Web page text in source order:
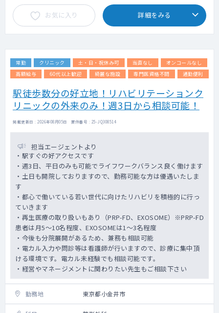
・エコー（各診察室、リハビリ室にある）、
レントゲン、骨密度の検査設備
・レセプトチェック不要（医療事務）＋自
賠、労災等の書類補助有
ト）
お気に入り 詳細をみる
常勤 クリニック 土・日・祝休み可 当直なし
オンコールなし
高額給与
60代以上歓迎 綺麗な施設 専門医資格不問 通勤便利
駅徒歩数分の好立地！リハビリテーションク
リニックの外来のみ！週3日から相談可能！
掲載更新日 : 2026年08月05日 案件番号 : 25-JQ308514
担当エージェントより
・駅すぐの好アクセスです
・週3日、平日のみも可能でライフワークバランス良く働けます
・土日も開院しておりますので、勤務可能な方は優遇いたしま
す
・都心で働いている若い世代に向けたリハビリを積極的に行っ
ていきます
・再生医療の取り扱いもあり（PRP-FD、EXOSOME）※PRP-FD
患者は月5～10名程度、EXOSOMEは1～3名程度
・今後も分院展開があるため、兼務も相談可能
・電カル入力や問診等は看護師が行いますので、診療に集中頂
ける環境です。電カル未経験でも相談可能です。
・経営やマネージメントに関わりたい先生もご相談下さい
勤務地 東京都小金井市